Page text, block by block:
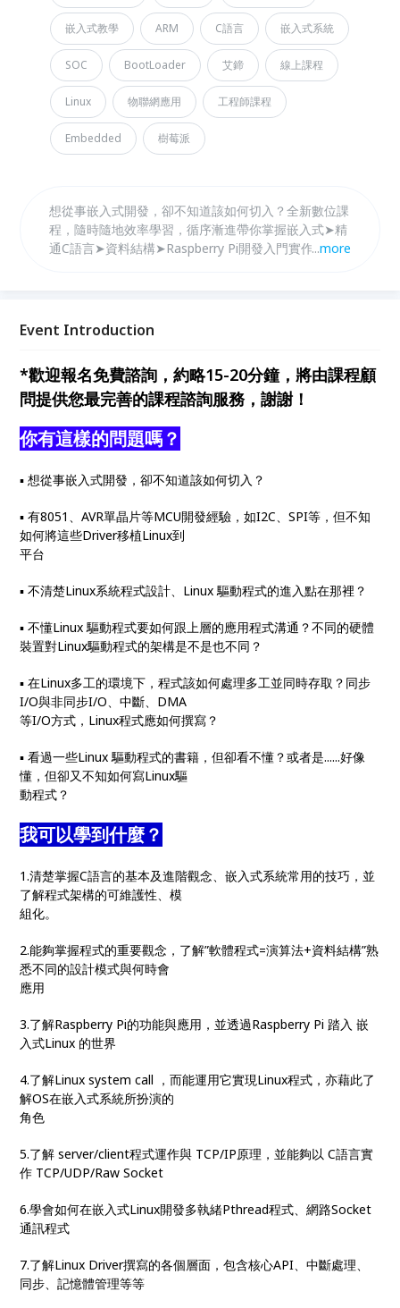
嵌入式教學 ARM C語言 嵌入式系統
SOC BootLoader 艾鍗 線上課程
Linux 物聯網應用 工程師課程
Embedded 樹莓派
想從事嵌入式開發，卻不知道該如何切入？全新數位課
程，隨時隨地效率學習，循序漸進帶你掌握嵌入式➤精
通C語言➤資料結構➤Raspberry Pi開發入門實作...more
Event Introduction
*歡迎報名免費諮詢，約略15-20分鐘，將由課程顧
問提供您最完善的課程諮詢服務，謝謝！
你有這樣的問題嗎？
▪ 想從事嵌入式開發，卻不知道該如何切入？
▪ 有8051、AVR單晶片等MCU開發經驗，如I2C、SPI等，但不知
如何將這些Driver移植Linux到
平台
▪ 不清楚Linux系統程式設計、Linux 驅動程式的進入點在那裡？
▪ 不懂Linux 驅動程式要如何跟上層的應用程式溝通？不同的硬體
裝置對Linux驅動程式的架構是不是也不同？
▪ 在Linux多工的環境下，程式該如何處理多工並同時存取？同步
I/O與非同步I/O、中斷、DMA
等I/O方式，Linux程式應如何撰寫？
▪ 看過一些Linux 驅動程式的書籍，但卻看不懂？或者是......好像
懂，但卻又不知如何寫Linux驅
動程式？
我可以學到什麼？
1.清楚掌握C語言的基本及進階觀念、嵌入式系統常用的技巧，並
了解程式架構的可維護性、模
組化。
2.能夠掌握程式的重要觀念，了解”軟體程式=演算法+資料結構”熟
悉不同的設計模式與何時會
應用
3.了解Raspberry Pi的功能與應用，並透過Raspberry Pi 踏入 嵌
入式Linux 的世界
4.了解Linux system call ，而能運用它實現Linux程式，亦藉此了
解OS在嵌入式系統所扮演的
角色
5.了解 server/client程式運作與 TCP/IP原理，並能夠以 C語言實
作 TCP/UDP/Raw Socket
6.學會如何在嵌入式Linux開發多執緒Pthread程式、網路Socket
通訊程式
7.了解Linux Driver撰寫的各個層面，包含核心API、中斷處理、
同步、記憶體管理等等